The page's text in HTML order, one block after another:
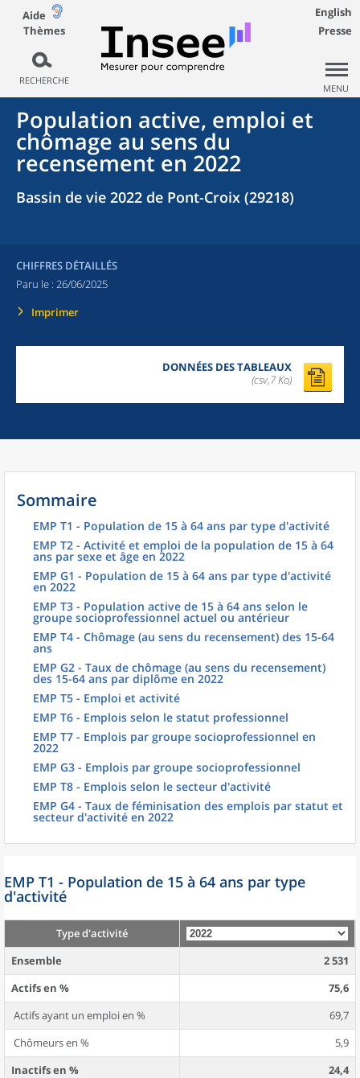
Aide
Thèmes
RECHERCHE
English
Presse
MENU
Population active, emploi et
chômage au sens du
recensement en 2022
Bassin de vie 2022 de Pont-Croix (29218)
CHIFFRES DÉTAILLÉS
Paru le : 26/06/2025
Imprimer
DONNÉES DES TABLEAUX
(csv,7 Ko)
Sommaire
EMP T1 - Population de 15 à 64 ans par type d'activité
EMP T2 - Activité et emploi de la population de 15 à 64
ans par sexe et âge en 2022
EMP G1 - Population de 15 à 64 ans par type d'activité
en 2022
EMP T3 - Population active de 15 à 64 ans selon le
groupe socioprofessionnel actuel ou antérieur
EMP T4 - Chômage (au sens du recensement) des 15-64
ans
EMP G2 - Taux de chômage (au sens du recensement)
des 15-64 ans par diplôme en 2022
EMP T5 - Emploi et activité
EMP T6 - Emplois selon le statut professionnel
EMP T7 - Emplois par groupe socioprofessionnel en
2022
EMP G3 - Emplois par groupe socioprofessionnel
EMP T8 - Emplois selon le secteur d'activité
EMP G4 - Taux de féminisation des emplois par statut et
secteur d'activité en 2022
EMP T1 - Population de 15 à 64 ans par type
d'activité
Type d'activité
Ensemble
2 531
Actifs en %
75,6
Actifs ayant un emploi en %
69,7
Chômeurs en %
5,9
Inactifs en %
24,4